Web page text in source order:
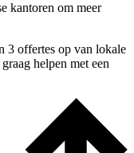
kantoren om meer
3 offertes op van lokale
helpen met een